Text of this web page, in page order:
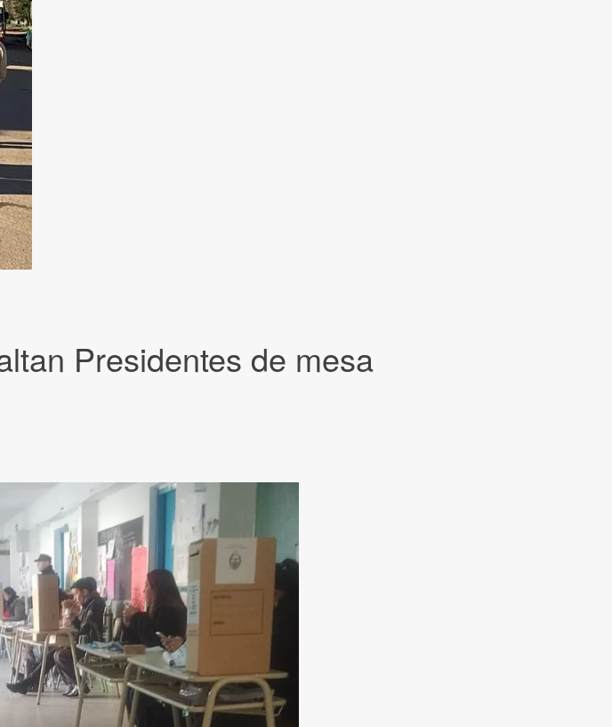
Presidentes de mesa